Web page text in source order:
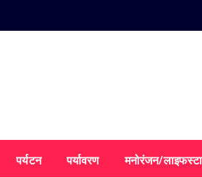
पर्यटन पर्यावरण मनोरंजन/